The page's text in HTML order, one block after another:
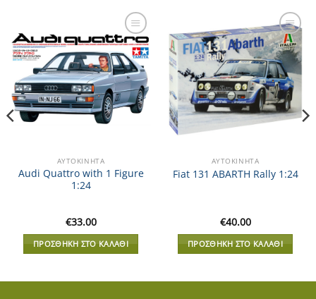
Add to
Wishlist
ΑΥΤΟΚΊΝΗΤΑ
Audi Quattro with 1 Figure
1:24
€33.00
ΠΡΟΣΘΉΚΗ ΣΤΟ ΚΑΛΆΘΙ
Add to
Wishlist
ΑΥΤΟΚΊΝΗΤΑ
Fiat 131 ABARTH Rally 1:24
€40.00
ΠΡΟΣΘΉΚΗ ΣΤΟ ΚΑΛΆΘΙ